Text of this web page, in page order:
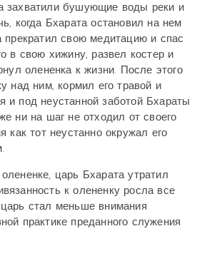
захватили бушующие воды реки и
когда Бхарата остановил на нем
прекратил свою медитацию и спас
в свою хижину, развел костер и
олененка к жизни. После этого
над ним, кормил его травой и
под неустанной заботой Бхараты
ни на шаг не отходил от своего
как тот неустанно окружал его
царь Бхарата утратил
к олененку росла все
стал меньше внимания
практике преданного служения